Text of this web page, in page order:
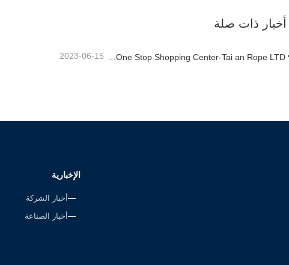
أخبار ذات صلة
2023-06-15
الإخبارية
أخبار الشركة
أخبار الصناعة